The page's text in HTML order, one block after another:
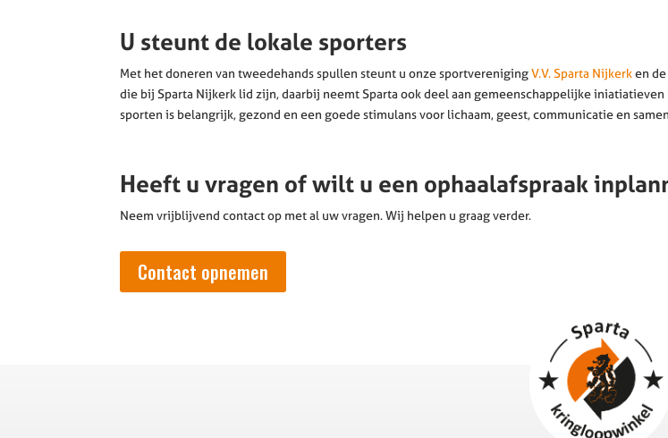
U steunt de lokale sporters
Met het doneren van tweedehands spullen steunt u onze sportverenigingV.V. Sparta Nijkerken
die bij Sparta Nijkerk lid zijn, daarbij neemt Sparta ook deel aan gemeenschappelijke
sporten is belangrijk, gezond en een goede stimulans voor lichaam, geest, communicatie en
Heeft u vragen of wilt u een ophaalafspraak
Neem vrijblijvend contact op met al uw vragen. Wij helpen u graag verder.
Contact opnemen